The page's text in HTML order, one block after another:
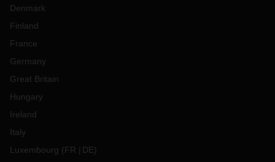
Denmark
Finland
France
Germany
Great Britain
Hungary
Ireland
Italy
Luxembourg (FR DE)